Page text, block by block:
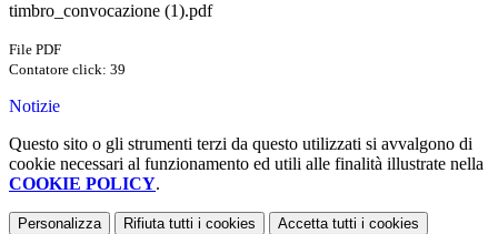
timbro_convocazione (1).pdf
File PDF
Contatore click: 39
Notizie
Questo sito o gli strumenti terzi da questo utilizzati si avvalgono di
cookie necessari al funzionamento ed utili alle finalità illustrate nella
COOKIE POLICY.
Personalizza Rifiuta tutti i cookies Accetta tutti i cookies